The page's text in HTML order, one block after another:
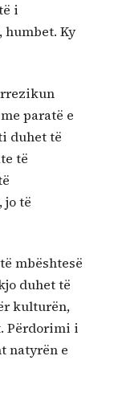
i
humbet. Ky
paratë e
duhet të
të
jo të
mbështesë
duhet të
kulturën,
Përdorimi i
natyrën e